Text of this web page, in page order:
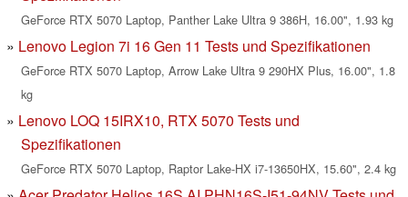
GeForce RTX 5070 Laptop, Panther Lake Ultra 9 386H, 16.00", 1.93 kg
Lenovo Legion 7i 16 Gen 11 Tests und Spezifikationen
GeForce RTX 5070 Laptop, Arrow Lake Ultra 9 290HX Plus, 16.00", 1.8
kg
Lenovo LOQ 15IRX10, RTX 5070 Tests und
Spezifikationen
GeForce RTX 5070 Laptop, Raptor Lake-HX i7-13650HX, 15.60", 2.4 kg